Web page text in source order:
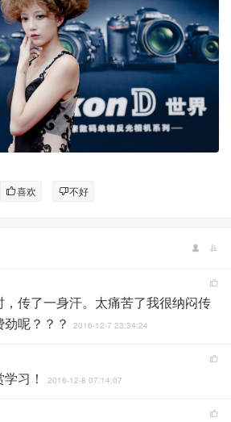
喜欢 不好
传了一身汗。太痛苦了我很纳闷传
呢？？？
2016-12-7 23:34:24
习！ 2016-12-8 07:14:07